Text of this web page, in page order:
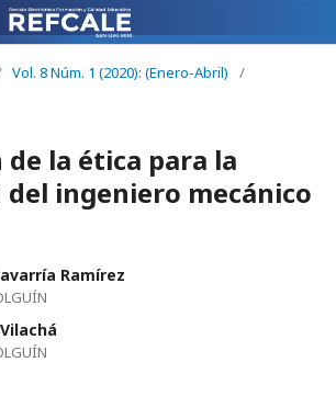
Vol. 8 Núm. 1 (2020): (Enero-Abril)
/
de la ética para la
ingeniero mecánico
Ramírez